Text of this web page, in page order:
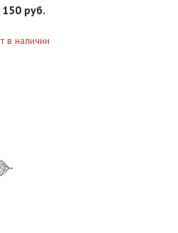
150 руб.
в наличии